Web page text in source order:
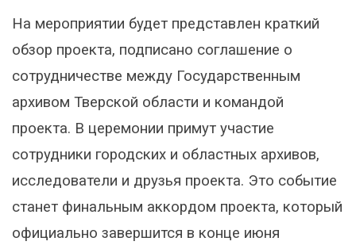
На мероприятии будет представлен краткий
обзор проекта, подписано соглашение о
сотрудничестве между Государственным
архивом Тверской области и командой
проекта. В церемонии примут участие
сотрудники городских и областных архивов,
исследователи и друзья проекта. Это событие
станет финальным аккордом проекта, который
официально завершится в конце июня